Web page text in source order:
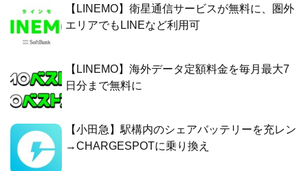
【LINEMO】衛星通信サービスが無料に、圏外
エリアでもLINEなど利用可
【LINEMO】海外データ定額料金を毎月最大7
日分まで無料に
【小田急】駅構内のシェアバッテリーを充レン
→CHARGESPOTに乗り換え